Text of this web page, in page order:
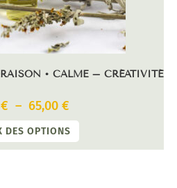
• CALME – CRÉATIVITÉ
€ – 65,00 €
DES OPTIONS